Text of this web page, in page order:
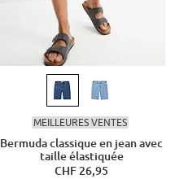
MEILLEURES VENTES
Bermuda classique en jean avec
taille élastiquée
CHF 26,95